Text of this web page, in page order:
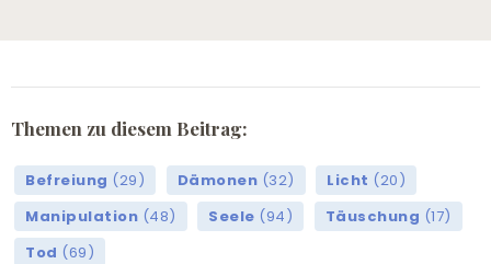
Themen zu diesem Beitrag:
Befreiung (29) Dämonen (32) Licht (20)
Manipulation (48) Seele (94) Täuschung (17)
Tod (69)